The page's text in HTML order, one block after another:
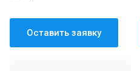
Оставить заявку